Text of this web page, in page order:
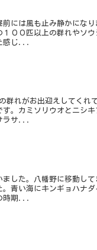
には風も止み静かにな
００匹以上の群れやソウ
感じ...
群れがお出迎えしてくれ
。カミソリウオとニシ
ラサ...
した。八幡野に移動し
青い海にキンギョハナ
時期...